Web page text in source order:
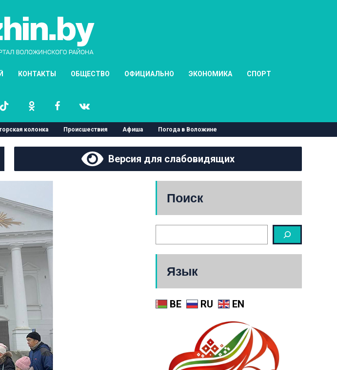
КОНТАКТЫ ОБЩЕСТВО ОФИЦИАЛЬНО ЭКОНОМИКА СПОРТ
колонка Происшествия Афиша Погода в Воложине
Версия для слабовидящих
Поиск
Язык
BE RU EN